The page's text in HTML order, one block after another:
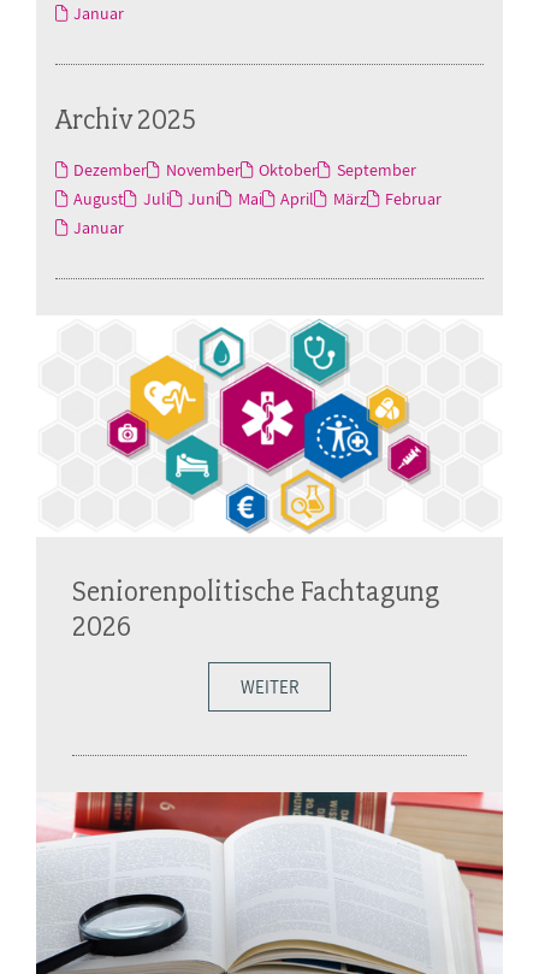
Januar
Archiv 2025
Dezember November Oktober
September
August
Juli Juni Mai April März
Februar
Januar
Seniorenpolitische Fachtagung
2026
WEITER